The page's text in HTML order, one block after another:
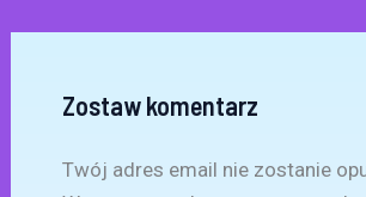
Zostaw komentarz
Twój adres email nie zostanie